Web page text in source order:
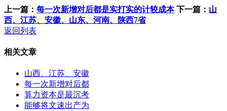
上一篇： 每一次新增对后都是实打实的计较成本 下一篇： 山
西、江苏、安徽、山东、河南、陕西7省
返回列表
相关文章
山西、江苏、安徽
每一次新增对后都
算力资本是最沉考
能够将文速出产为